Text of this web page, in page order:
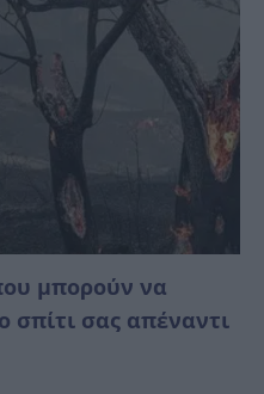
μπορούν να
σπίτι σας απέναντι